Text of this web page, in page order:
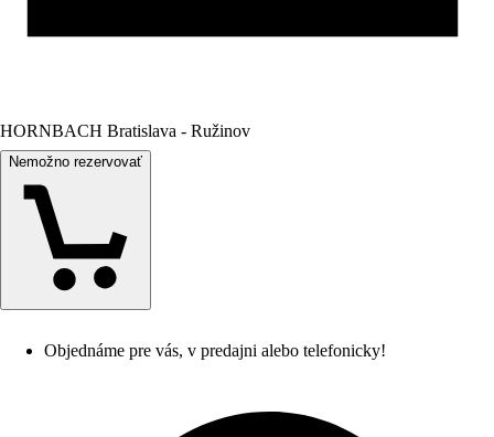
HORNBACH Bratislava - Ružinov
Nemožno rezervovať
Objednáme pre vás, v predajni alebo telefonicky!